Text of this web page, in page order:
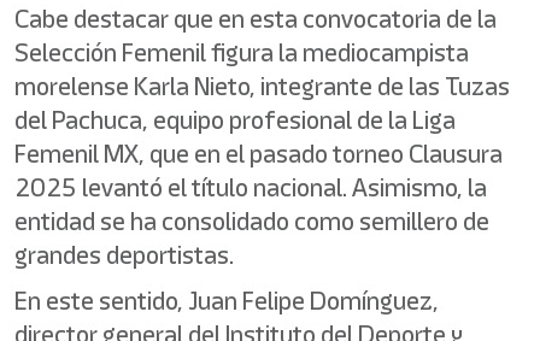
Cabe destacar que en esta convocatoria de la
Selección Femenil figura la mediocampista
morelense Karla Nieto, integrante de las Tuzas
del Pachuca, equipo profesional de la Liga
Femenil MX, que en el pasado torneo Clausura
2025 levantó el título nacional. Asimismo, la
entidad se ha consolidado como semillero de
grandes deportistas.
En este sentido, Juan Felipe Domínguez,